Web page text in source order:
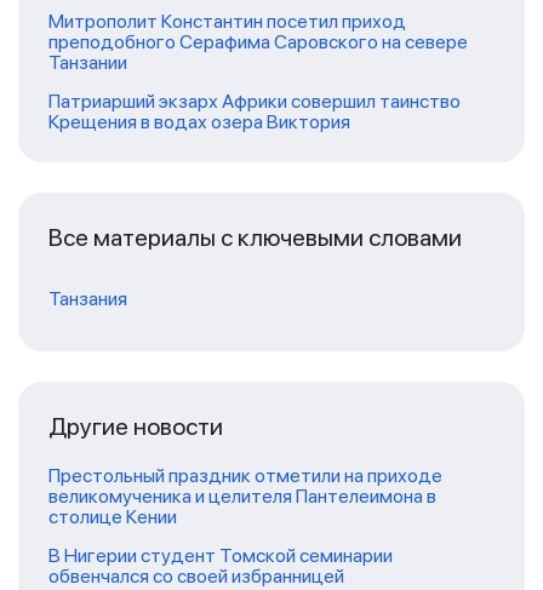
Митрополит Константин посетил приход
преподобного Серафима Саровского на севере
Танзании
Патриарший экзарх Африки совершил таинство
Крещения в водах озера Виктория
Все материалы с ключевыми словами
Танзания
Другие новости
Престольный праздник отметили на приходе
великомученика и целителя Пантелеимона в
столице Кении
В Нигерии студент Томской семинарии
обвенчался со своей избранницей